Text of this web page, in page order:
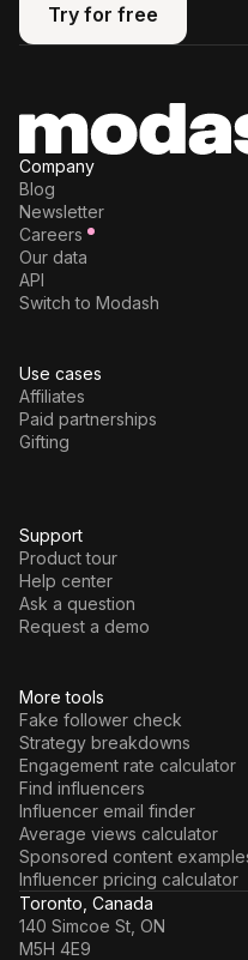
Try for free
Try for free
More tools
Fake follower check
Strategy breakdowns
Engagement rate calculator
Find influencers
Influencer email finder
Average views calculator
Sponsored content
Influencer pricing calculator
Company
Blog
Newsletter
Careers
Our data
API
Switch to Modash
Use cases
Affiliates
Paid partnerships
Gifting
Support
Product tour
Help center
Ask a question
Request a demo
Toronto, Canada
140 Simcoe St, ON
M5H 4E9